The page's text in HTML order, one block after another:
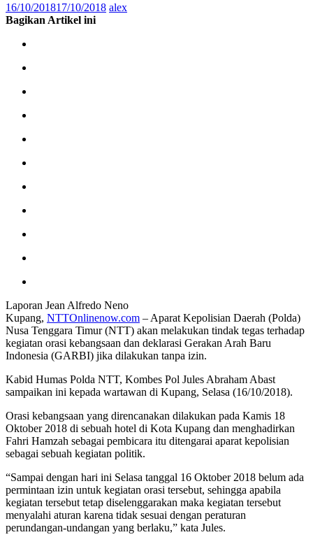
16/10/201817/10/2018 alex
Bagikan Artikel ini
Laporan Jean Alfredo Neno
Kupang, NTTOnlinenow.com – Aparat Kepolisian Daerah (Polda)
Nusa Tenggara Timur (NTT) akan melakukan tindak tegas terhadap
kegiatan orasi kebangsaan dan deklarasi Gerakan Arah Baru
Indonesia (GARBI) jika dilakukan tanpa izin.
Kabid Humas Polda NTT, Kombes Pol Jules Abraham Abast
sampaikan ini kepada wartawan di Kupang, Selasa (16/10/2018).
Orasi kebangsaan yang direncanakan dilakukan pada Kamis 18
Oktober 2018 di sebuah hotel di Kota Kupang dan menghadirkan
Fahri Hamzah sebagai pembicara itu ditengarai aparat kepolisian
sebagai sebuah kegiatan politik.
“Sampai dengan hari ini Selasa tanggal 16 Oktober 2018 belum ada
permintaan izin untuk kegiatan orasi tersebut, sehingga apabila
kegiatan tersebut tetap diselenggarakan maka kegiatan tersebut
menyalahi aturan karena tidak sesuai dengan peraturan
perundangan-undangan yang berlaku,” kata Jules.